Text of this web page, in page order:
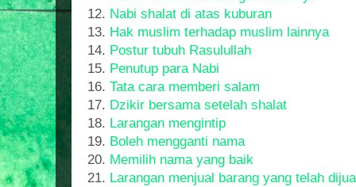
12. Nabi shalat di atas kuburan
13. Hak muslim terhadap muslim lainnya
14. Postur tubuh Rasulullah
15. Penutup para Nabi
16. Tata cara memberi salam
17. Dzikir bersama setelah shalat
18. Larangan mengintip
19. Boleh mengganti nama
20. Memilih nama yang baik
21. Larangan menjual barang yang telah